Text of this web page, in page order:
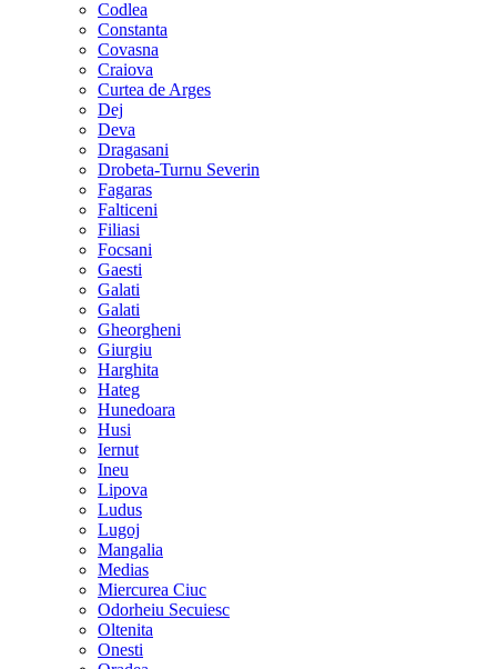
Codlea
Constanta
Covasna
Craiova
Curtea de Arges
Dej
Deva
Dragasani
Drobeta-Turnu Severin
Fagaras
Falticeni
Filiasi
Focsani
Gaesti
Galati
Galati
Gheorgheni
Giurgiu
Harghita
Hateg
Hunedoara
Husi
Iernut
Ineu
Lipova
Ludus
Lugoj
Mangalia
Medias
Miercurea Ciuc
Odorheiu Secuiesc
Oltenita
Onesti